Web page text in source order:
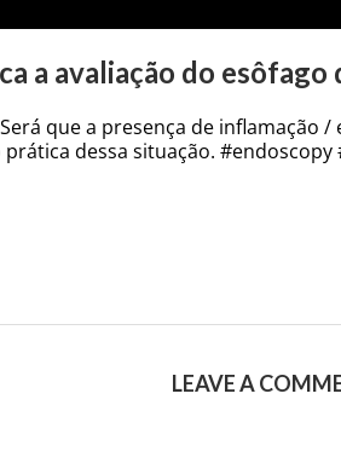
a avaliação do esôfago
que a presença de
dessa situação.
LEAVE A